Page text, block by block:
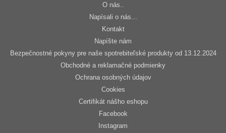
O nás..
Napísali o nás...
Kontakt
Napíšte nám
Bezpečnostné pokyny pre naše spotrebiteľské produkty od 13.12.2024
Obchodné a reklamačné podmienky
Ochrana osobných údajov
Cookies
Certifikát nášho eshopu
Facebook
Instagram